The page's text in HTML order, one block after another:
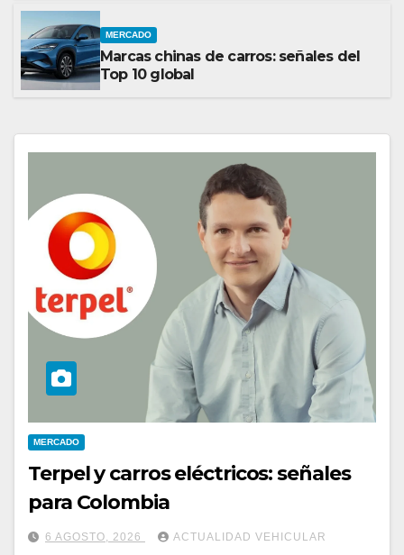
MERCADO
Marcas chinas de carros: señales del
Top 10 global
MERCADO
Terpel y carros eléctricos: señales
para Colombia
6 AGOSTO, 2026 ACTUALIDAD VEHICULAR